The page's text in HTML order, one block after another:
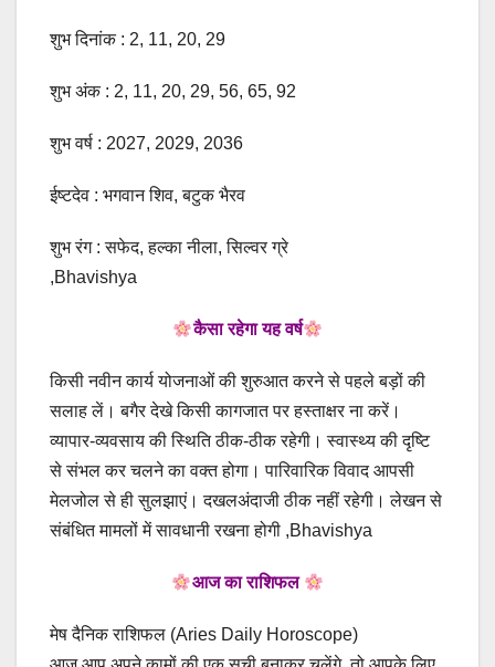
शुभ दिनांक : 2, 11, 20, 29
शुभ अंक : 2, 11, 20, 29, 56, 65, 92
शुभ वर्ष : 2027, 2029, 2036
ईष्टदेव : भगवान शिव, बटुक भैरव
शुभ रंग : सफेद, हल्का नीला, सिल्वर ग्रे
,Bhavishya
कैसा रहेगा यह वर्ष
किसी नवीन कार्य योजनाओं की शुरुआत करने से पहले बड़ों की
सलाह लें। बगैर देखे किसी कागजात पर हस्ताक्षर ना करें।
व्यापार-व्यवसाय की स्थिति ठीक-ठीक रहेगी। स्वास्थ्य की दृष्टि
से संभल कर चलने का वक्त होगा। पारिवारिक विवाद आपसी
मेलजोल से ही सुलझाएं। दखलअंदाजी ठीक नहीं रहेगी। लेखन से
संबंधित मामलों में सावधानी रखना होगी ,Bhavishya
आज का राशिफल
मेष दैनिक राशिफल (Aries Daily Horoscope)